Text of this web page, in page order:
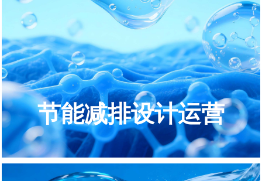
节能减排设计运营
染物排放的目标。